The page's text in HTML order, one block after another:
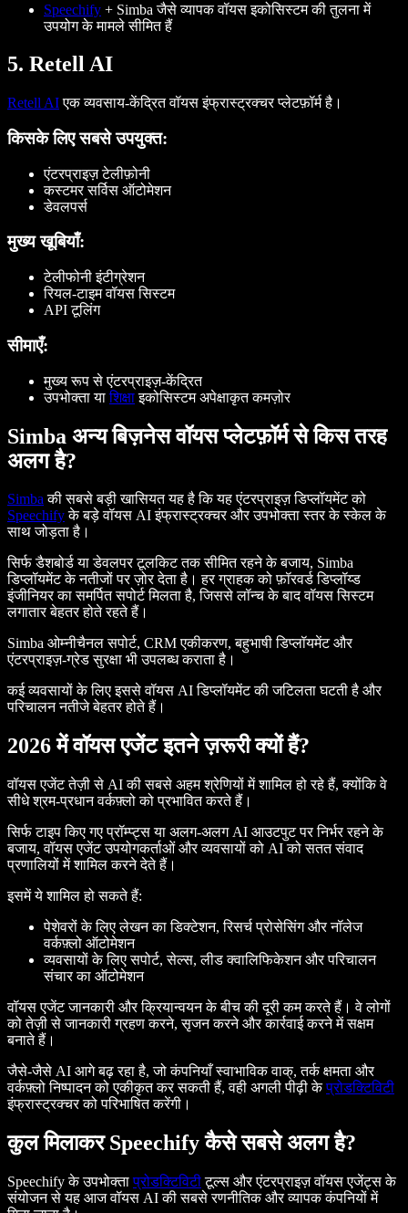
Speechify + Simba जैसे व्यापक वॉयस इकोसिस्टम की तुलना में
उपयोग के मामले सीमित हैं
5. Retell AI
Retell AIएक व्यवसाय-केंद्रित वॉयस इंफ्रास्ट्रक्चर प्लेटफ़ॉर्म है।
किसके लिए सबसे उपयुक्त:
एंटरप्राइज़ टेलीफ़ोनी
कस्टमर सर्विस ऑटोमेशन
डेवलपर्स
मुख्य खूबियाँ:
टेलीफोनी इंटीग्रेशन
रियल-टाइम वॉयस सिस्टम
API टूलिंग
सीमाएँ:
मुख्य रूप से एंटरप्राइज़-केंद्रित
उपभोक्ता याशिक्षाइकोसिस्टम अपेक्षाकृत कमज़ोर
Simba अन्य बिज़नेस वॉयस प्लेटफ़ॉर्म से किस तरह
अलग है?
Simbaकी सबसे बड़ी खासियत यह है कि यह एंटरप्राइज़ डिप्लॉयमेंट को
Speechifyके बड़े वॉयस AI इंफ्रास्ट्रक्चर और उपभोक्ता स्तर के स्केल के
साथ जोड़ता है।
सिर्फ डैशबोर्ड या डेवलपर टूलकिट तक सीमित रहने के बजाय, Simba
डिप्लॉयमेंट के नतीजों पर ज़ोर देता है। हर ग्राहक को फ़ॉरवर्ड डिप्लॉय्ड
इंजीनियर का समर्पित सपोर्ट मिलता है, जिससे लॉन्च के बाद वॉयस सिस्टम
लगातार बेहतर होते रहते हैं।
Simba ओम्नीचैनल सपोर्ट, CRM एकीकरण, बहुभाषी डिप्लॉयमेंट और
एंटरप्राइज़-ग्रेड सुरक्षा भी उपलब्ध कराता है।
कई व्यवसायों के लिए इससे वॉयस AI डिप्लॉयमेंट की जटिलता घटती है और
परिचालन नतीजे बेहतर होते हैं।
2026 में वॉयस एजेंट इतने ज़रूरी क्यों हैं?
वॉयस एजेंट तेज़ी से AI की सबसे अहम श्रेणियों में शामिल हो रहे हैं, क्योंकि वे
सीधे श्रम-प्रधान वर्कफ़्लो को प्रभावित करते हैं।
सिर्फ टाइप किए गए प्रॉम्प्ट्स या अलग-अलग AI आउटपुट पर निर्भर रहने के
बजाय, वॉयस एजेंट उपयोगकर्ताओं और व्यवसायों को AI को सतत संवाद
प्रणालियों में शामिल करने देते हैं।
इसमें ये शामिल हो सकते हैं:
पेशेवरों के लिए लेखन का डिक्टेशन, रिसर्च प्रोसेसिंग और नॉलेज
वर्कफ़्लो ऑटोमेशन
व्यवसायों के लिए सपोर्ट, सेल्स, लीड क्वालिफिकेशन और परिचालन
संचार का ऑटोमेशन
वॉयस एजेंट जानकारी और क्रियान्वयन के बीच की दूरी कम करते हैं। वे लोगों
को तेज़ी से जानकारी ग्रहण करने, सृजन करने और कार्रवाई करने में सक्षम
बनाते हैं।
जैसे-जैसे AI आगे बढ़ रहा है, जो कंपनियाँ स्वाभाविक वाक्, तर्क क्षमता और
वर्कफ़्लो निष्पादन को एकीकृत कर सकती हैं, वही अगली पीढ़ी केप्रोडक्टिविटी
इंफ्रास्ट्रक्चर को परिभाषित करेंगी।
कुल मिलाकर Speechify कैसे सबसे अलग है?
Speechify के उपभोक्ताप्रोडक्टिविटीटूल्स और एंटरप्राइज़ वॉयस एजेंट्स के
संयोजन से यह आज वॉयस AI की सबसे रणनीतिक और व्यापक कंपनियों में